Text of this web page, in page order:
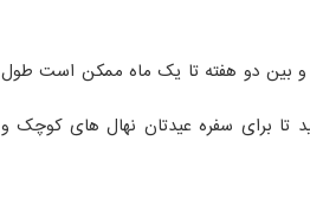
بین دو هفته تا یک ماه ممکن است طول
تا برای سفره عیدتان نهال های کوچک و